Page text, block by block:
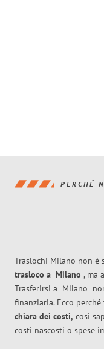
PERCHÉ
Traslochi Milano non è
trasloco a Milano , ma
Trasferirsi a Milano
finanziaria. Ecco
chiara dei costi, così
costi nascosti o spese